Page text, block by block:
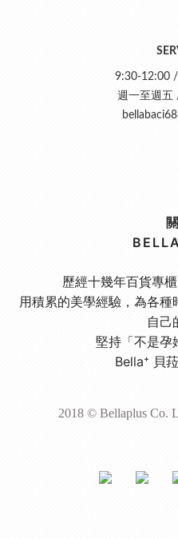
9:30-12:00
週一至週五
歷經十幾年百貨專
用積累的美學經驗，為各
自己
堅持「不是孕
Bella⁺ 貝
2018 © Bellaplus Co.